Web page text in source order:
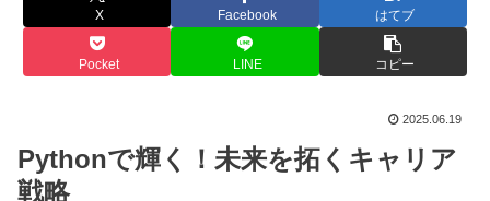
X Facebook はてブ
Pocket LINE コピー
2025.06.19
Pythonで輝く！未来を拓くキャリア
戦略